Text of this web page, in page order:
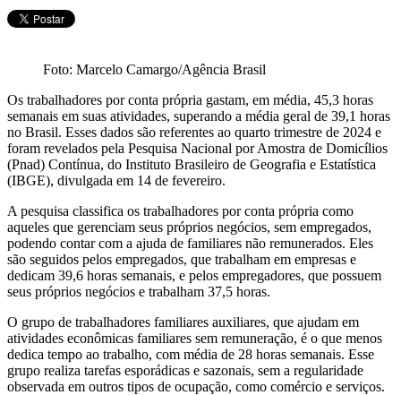
Foto: Marcelo Camargo/Agência Brasil
Os trabalhadores por conta própria gastam, em média, 45,3 horas
semanais em suas atividades, superando a média geral de 39,1 horas
no Brasil. Esses dados são referentes ao quarto trimestre de 2024 e
foram revelados pela Pesquisa Nacional por Amostra de Domicílios
(Pnad) Contínua, do Instituto Brasileiro de Geografia e Estatística
(IBGE), divulgada em 14 de fevereiro.
A pesquisa classifica os trabalhadores por conta própria como
aqueles que gerenciam seus próprios negócios, sem empregados,
podendo contar com a ajuda de familiares não remunerados. Eles
são seguidos pelos empregados, que trabalham em empresas e
dedicam 39,6 horas semanais, e pelos empregadores, que possuem
seus próprios negócios e trabalham 37,5 horas.
O grupo de trabalhadores familiares auxiliares, que ajudam em
atividades econômicas familiares sem remuneração, é o que menos
dedica tempo ao trabalho, com média de 28 horas semanais. Esse
grupo realiza tarefas esporádicas e sazonais, sem a regularidade
observada em outros tipos de ocupação, como comércio e serviços.